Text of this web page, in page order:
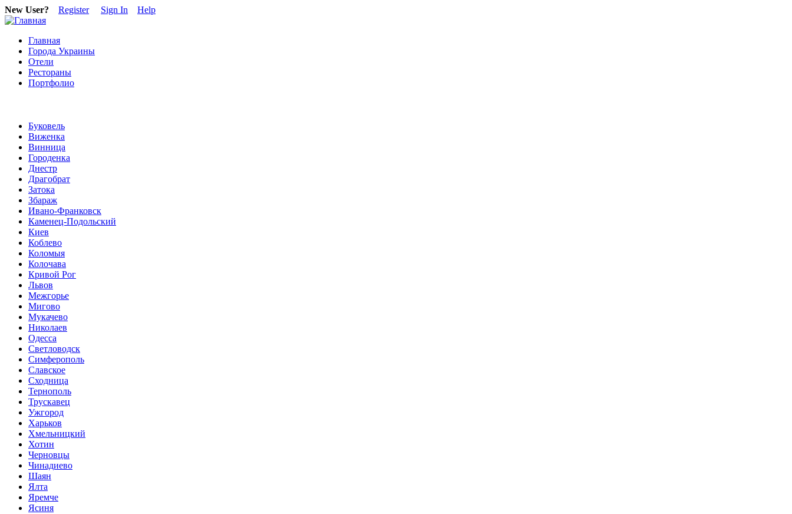
New User? Register Sign In Help
Главная
Города Украины
Отели
Рестораны
Портфолио
Буковель
Виженка
Винница
Городенка
Днестр
Драгобрат
Затока
Збараж
Ивано-Франковск
Каменец-Подольский
Киев
Коблево
Коломыя
Колочава
Кривой Рог
Львов
Межгорье
Мигово
Мукачево
Николаев
Одесса
Светловодск
Симферополь
Славское
Сходница
Тернополь
Трускавец
Ужгород
Харьков
Хмельницкий
Хотин
Черновцы
Чинадиево
Шаян
Ялта
Яремче
Ясиня